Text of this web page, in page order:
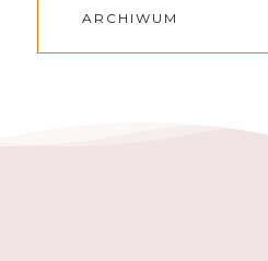
ARCHIWUM